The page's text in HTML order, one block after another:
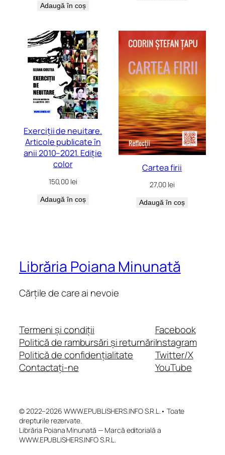
Adaugă în coș
Exerciții de neuitare.
Articole publicate în
anii 2010–2021. Ediție
color
150,00 lei
Adaugă în coș
Cartea firii
27,00 lei
Adaugă în coș
Librăria Poiana Minunată
Cărțile de care ai nevoie
Termeni și condiții
Politică de rambursări și returnări
Politică de confidențialitate
Contactați-ne
Facebook
Instagram
Twitter/X
YouTube
© 2022–2026 WWW.EPUBLISHERS.INFO S.R.L.• Toate
drepturile rezervate.
Librăria Poiana Minunată — Marcă editorială a
WWW.EPUBLISHERS.INFO S.R.L.